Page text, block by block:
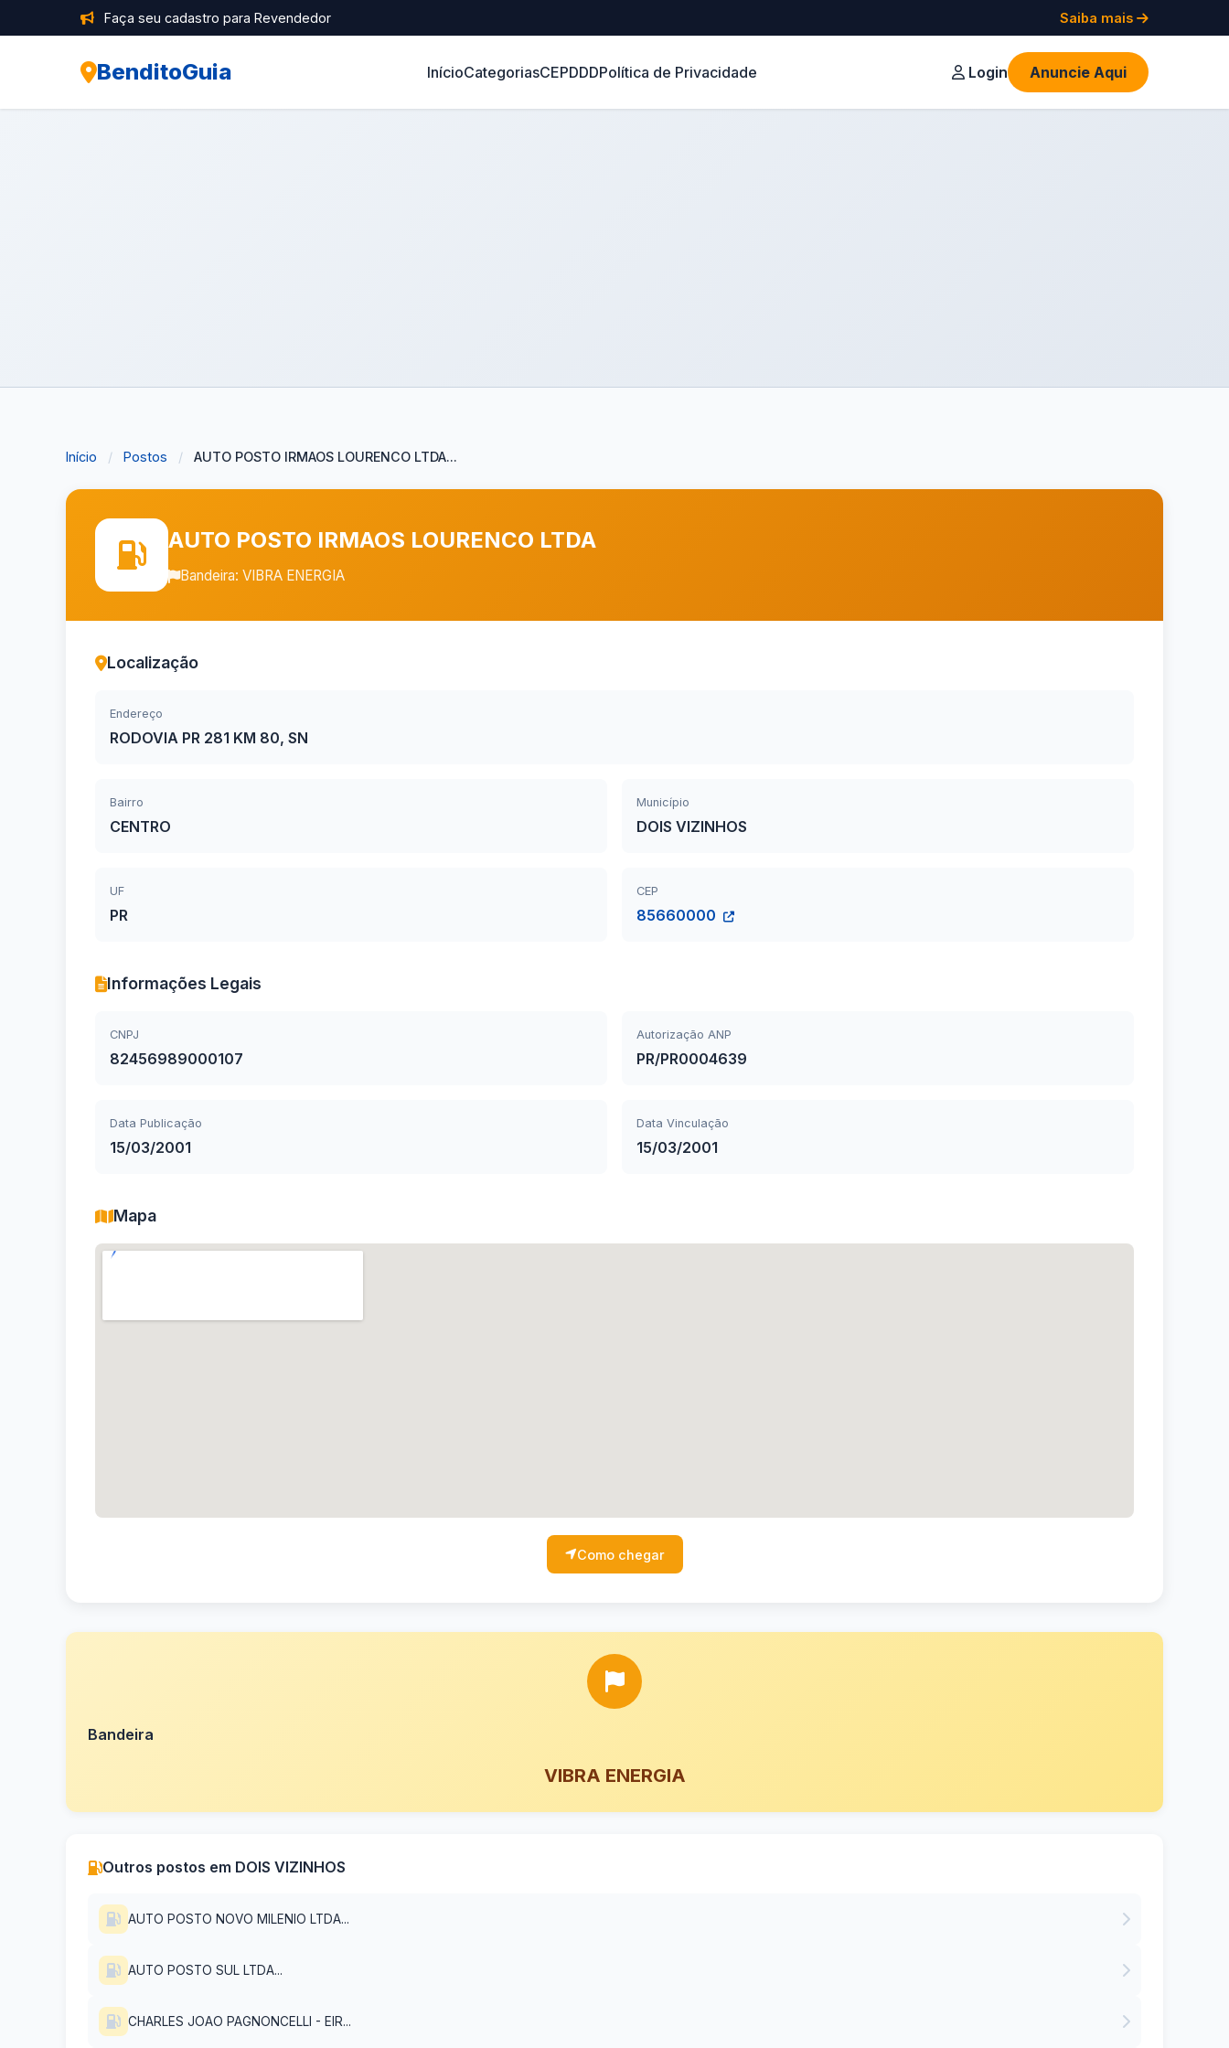
Faça seu cadastro para Revendedor Saiba mais
BenditoGuia InícioCategoriasCEPDDDPolítica de Privacidade Login Anuncie Aqui
Início / Postos / AUTO POSTO IRMAOS LOURENCO LTDA...
AUTO POSTO IRMAOS LOURENCO LTDA
Bandeira: VIBRA ENERGIA
Localização
Endereço
RODOVIA PR 281 KM 80, SN
Bairro
CENTRO
Município
DOIS VIZINHOS
UF
PR
CEP
85660000
Informações Legais
CNPJ
82456989000107
Autorização ANP
PR/PR0004639
Data Publicação
15/03/2001
Data Vinculação
15/03/2001
Mapa
Como chegar
Bandeira
VIBRA ENERGIA
Outros postos em DOIS VIZINHOS
AUTO POSTO NOVO MILENIO LTDA...
AUTO POSTO SUL LTDA...
CHARLES JOAO PAGNONCELLI - EIR...